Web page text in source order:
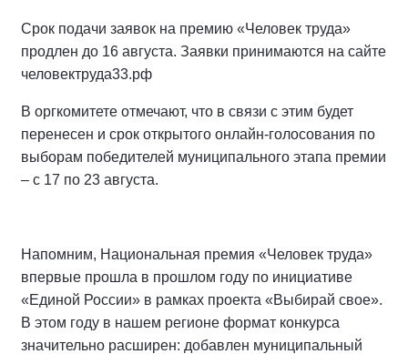
Срок подачи заявок на премию «Человек труда»
продлен до 16 августа. Заявки принимаются на сайте
человектруда33.рф
В оргкомитете отмечают, что в связи с этим будет
перенесен и срок открытого онлайн-голосования по
выборам победителей муниципального этапа премии
– с 17 по 23 августа.
Напомним, Национальная премия «Человек труда»
впервые прошла в прошлом году по инициативе
«Единой России» в рамках проекта «Выбирай свое».
В этом году в нашем регионе формат конкурса
значительно расширен: добавлен муниципальный